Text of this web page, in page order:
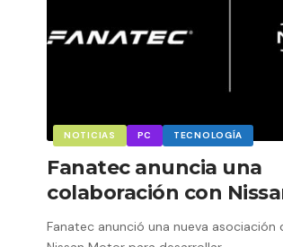
NOTICIAS PC TECNOLOGÍA
Fanatec anuncia una
colaboración con
Fanatec anunció una nueva asociación